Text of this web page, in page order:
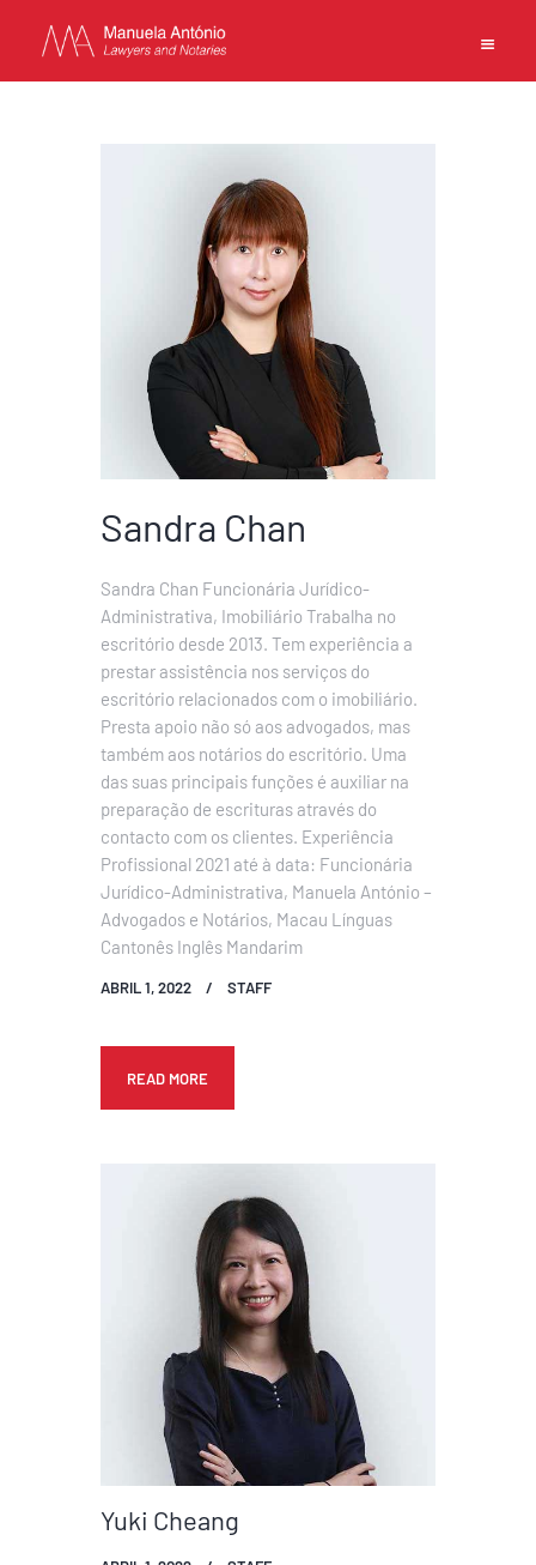
COMPETÊNCIAS
EQUIPA
ESCRITÓRIO
CONTACTOS
POLÍTICA DE PRIVACIDADE
TERMOS DE UTILIZAÇÃO
EN
Sandra Chan
Sandra Chan Funcionária Jurídico-
Administrativa, Imobiliário Trabalha no
escritório desde 2013. Tem experiência a
prestar assistência nos serviços do
escritório relacionados com o imobiliário.
Presta apoio não só aos advogados, mas
também aos notários do escritório. Uma
das suas principais funções é auxiliar na
preparação de escrituras através do
contacto com os clientes. Experiência
Profissional 2021 até à data: Funcionária
Jurídico-Administrativa, Manuela António –
Advogados e Notários, Macau Línguas
Cantonês Inglês Mandarim
ABRIL 1, 2022 STAFF
READ MORE
Yuki Cheang